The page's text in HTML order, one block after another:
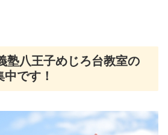
塾八王子めじろ台教室の
です！